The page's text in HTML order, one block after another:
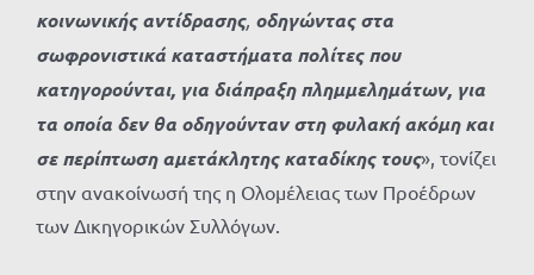
κοινωνικής αντίδρασης, οδηγώντας στα
σωφρονιστικά καταστήματα πολίτες που
κατηγορούνται, για διάπραξη πλημμελημάτων, για
τα οποία δεν θα οδηγούνταν στη φυλακή ακόμη και
σε περίπτωση αμετάκλητης καταδίκης τους», τονίζει
στην ανακοίνωσή της η Ολομέλειας των Προέδρων
των Δικηγορικών Συλλόγων.